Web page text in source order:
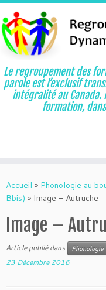
au
contenu
Le regroupement des
parole est l’exclusif
intégralité au
formation,
Accueil » Phonologie au
Bbis) » Image – Autruche
Image –
Article publié dans
23 Décembre 2016